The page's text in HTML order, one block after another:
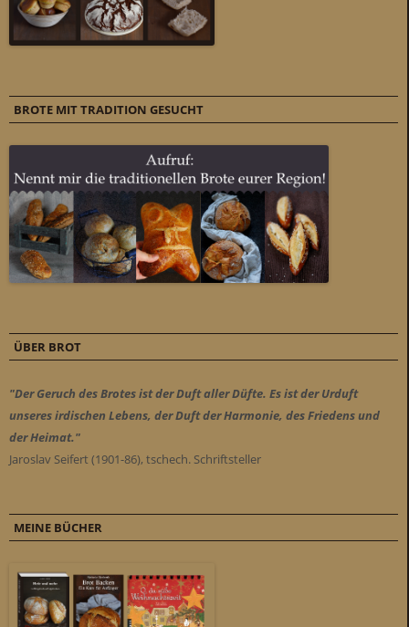
BROTE MIT TRADITION GESUCHT
ÜBER BROT
"Der Geruch des Brotes ist der Duft aller Düfte. Es ist der Urduft
unseres irdischen Lebens, der Duft der Harmonie, des Friedens und
der Heimat."
Jaroslav Seifert (1901-86), tschech. Schriftsteller
MEINE BÜCHER